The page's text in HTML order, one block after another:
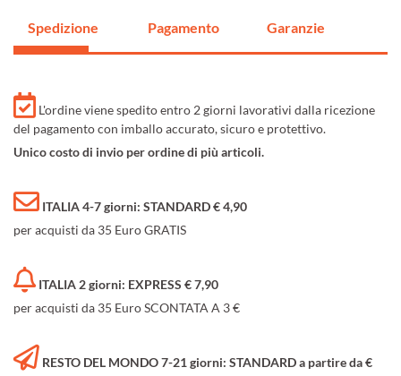
Spedizione Pagamento Garanzie
L'ordine viene spedito entro 2 giorni lavorativi dalla ricezione
del pagamento con imballo accurato, sicuro e protettivo.
Unico costo di invio per ordine di più articoli.
ITALIA 4-7 giorni: STANDARD € 4,90
per acquisti da 35 Euro GRATIS
ITALIA 2 giorni: EXPRESS € 7,90
per acquisti da 35 Euro SCONTATA A 3 €
RESTO DEL MONDO 7-21 giorni: STANDARD a partire da €